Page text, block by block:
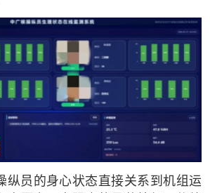
纵员的身心状态直接关系到机组运